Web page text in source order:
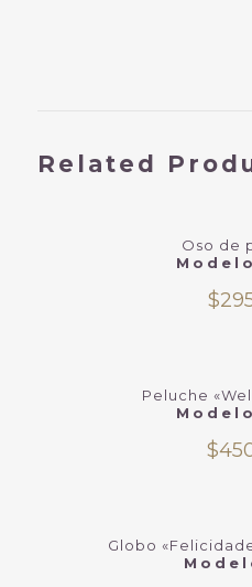
Related
Oso de
$
Peluche
$
Globo